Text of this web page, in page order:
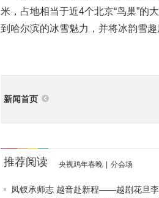
米，占地相当于近4个北京“鸟巢”的
到哈尔滨的冰雪魅力，并将冰韵雪趣
新闻首页
推荐阅读 央视鸡年春晚 | 分会场
凤钗承师志 越音赴新程——越剧花旦